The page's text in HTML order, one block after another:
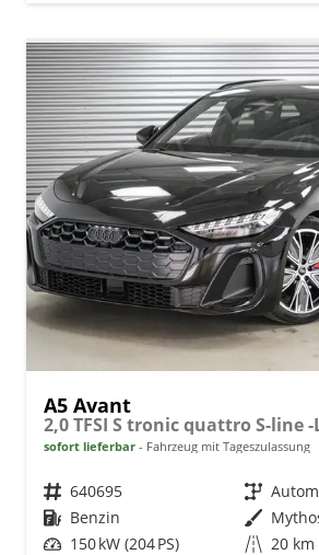
A5 Avant
2,0 TFSI S tronic quattro S-line -
sofort lieferbar Fahrzeug mit Tageszulassung
Fahrzeugnr. 640695 Getriebe
Kraftstoff Benzin Außenfarbe
Leistung 150 kW (204 PS) Kilometerstand 20 km